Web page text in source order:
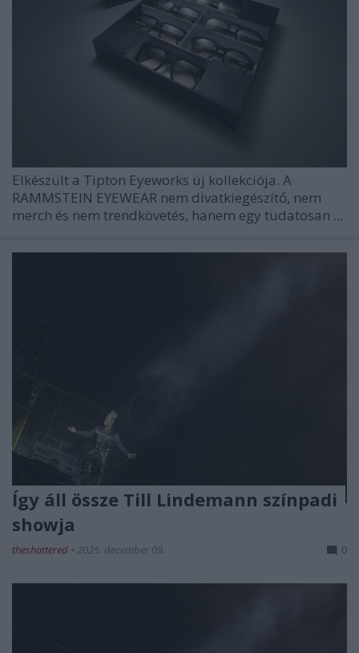
Elkészült a Tipton Eyeworks új kollekciója. A
RAMMSTEIN EYEWEAR nem divatkiegészítő, nem
merch és nem trendkövetés, hanem egy tudatosan ...
Így áll össze Till Lindemann színpadi
showja
theshattered • 2025. december 09. 0